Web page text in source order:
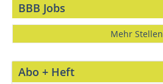
BBB Jobs
Mehr Stellen
Abo + Heft